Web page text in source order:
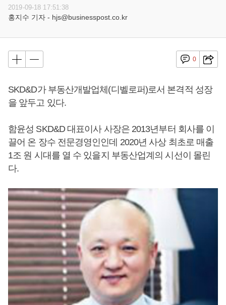
2019-09-18 17:51:38
홍지수 기자 - hjs@businesspost.co.kr
0
SKD&D가 부동산개발업체(디벨로퍼)로서 본격적 성장
을 앞두고 있다.
함윤성 SKD&D 대표이사 사장은 2013년부터 회사를 이
끌어 온 장수 전문경영인인데 2020년 사상 최초로 매출
1조 원 시대를 열 수 있을지 부동산업계의 시선이 몰린
다.